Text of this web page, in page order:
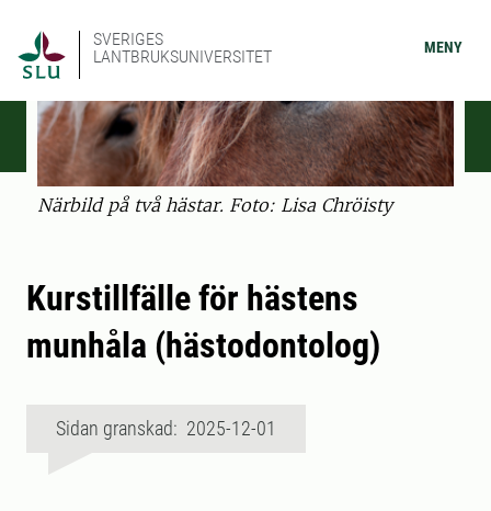
SVERIGES
LANTBRUKSUNIVERSITET
MENY
Närbild på två hästar. Foto: Lisa Chröisty
Kurstillfälle för hästens
munhåla (hästodontolog)
Sidan granskad: 2025-12-01